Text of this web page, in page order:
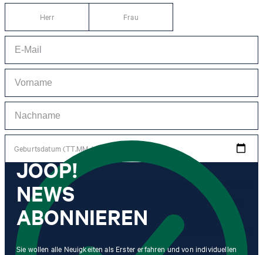
Herr Frau
Geburtsdatum (TT.MM.JJJJ)
*Ich stimme der Erhebung, Verarbeitung und Nutzung von Tracking-Daten des
Newsletters zu Zwecken der persönlichen Beratung, im Rahmen des
Kundenservice sowie der Personalisierung von Werbung zu. Erhoben werden
Informationen zum Newsletter (Name des Newsletters, Kategorie des
Newsletters, Zeitpunkt des Versands, Öffnungszeitpunkt) und wann ich auf
welchen Link innerhalb des Newsletters klicke sowie ggf. auch Käufe, die ich im
Zusammenhang mit dem Newsletter tätige.
JOOP!
NEWS
ABONNIEREN
Sie wollen alle Neuigkeiten als Erster erfahren und von individuellen